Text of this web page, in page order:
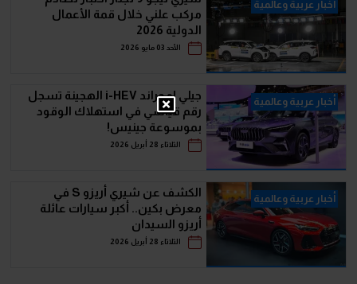
أخبار عربية وعالمية
مركب علني خلال قمة الأعمال
الدولية 2026
الأحد 03 مايو 2026
أخبار عربية وعالمية
جيلي إمجراند i-HEV الهجينة تسجل
رقم قياسي في استهلاك الوقود
بموسوعة جينيس!
الثلاثاء 28 أبريل 2026
أخبار عربية وعالمية
الكشف عن شيري أريزو S في
معرض بكين.. أكبر سيارات عائلة
أريزو السيدان
الثلاثاء 28 أبريل 2026